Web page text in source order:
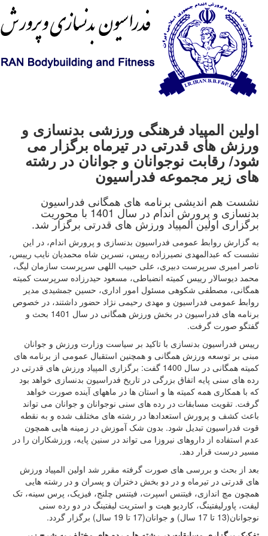
اولین المپیاد فرهنگی ورزشی بدنسازی و
ورزش های قدرتی در تیرماه برگزار می
شود/ رقابت نوجوانان و جوانان در رشته
های زیر مجموعه فدراسیون
نشست هم اندیشی برنامه های همگانی فدراسیون
بدنسازی و پرورش اندام در سال 1401 با محوریت
برگزاری اولین المپیاد ورزش های قدرتی برگزار شد.
به گزارش روابط عمومی فدراسیون بدنسازی و پرورش اندام، در این
نشست که عبدالمهدی نصیرزاده رییس، نسرین شاه محمدیان نایب رییس،
ناصر امیری سرپرست دبیری، علی حبیب اللهی سرپرست سازمان لیگ،
محمد دیوسالار رییس کمیته انضباطی، مسعود حیدرزاده سرپرست کمیته
همگانی، مصطفی شکوهی مسئول امور اداری، حسین جمشیدی مدیر
روابط عمومی فدراسیون و مهدی رحیمی نژاد حضور داشتند، در خصوص
برنامه های فدراسیون در بخش ورزش همگانی در سال 1401 بحث و
گفتگو صورت گرفت.
رییس فدراسیون بدنسازی با تاکید بر سیاست وزارت ورزش و جوانان
مبنی بر توسعه ورزش همگانی و همچنین استقبال عمومی از برنامه های
کمیته همگانی در سال 1400 گفت: برگزاری المپیاد ورزش های قدرتی در
رده های سنی پایه اتفاق بزرگی در تاریخ فدراسیون بدنسازی خواهد بود
که با همکاری همه کمیته ها و استان ها در ماههای آینده صورت خواهد
گرفت. تقویت مسابقات در رده های سنی نوجوانان و جوانان می تواند
باعث کشف و پرورش استعدادها در رشته های مختلف شده و به نقطه
قوت فدراسیون تبدیل شود. بدون شک آموزش در زمینه هایی همچون
عدم استفاده از داروهای نیروزا می تواند در سنین پایه، ورزشکاران را در
مسیر درست قرار دهد.
بعد از بحث و بررسی های صورت گرفته مقرر شد اولین المپیاد ورزش
های قدرتی در تیرماه و در دو بخش دختران و پسران و در رشته هایی
همچون مچ اندازی، فیتنس اسپرت، فیتنس چلنج، فیزیک، پرس سینه، تک
لیفت، پاورلیفتینگ، کاردیو هیت و استریت لیفتینگ در دو رده سنی
نوجوانان(13 تا 17 سال) و جوانان(17 تا 19 سال) برگزار گردد.